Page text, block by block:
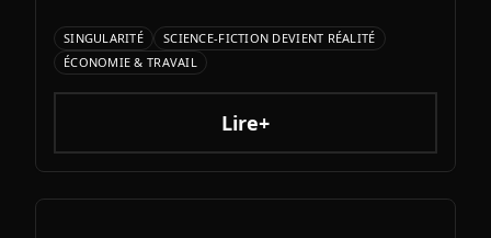
d'Elon Musk s'annonce comme l'un des paris les
plus audacieux de l'histoire de l'IA. Entre
architecture colossale, capacités multimodales
natives et ambitions AGI assumées, Grok 5
pourrait redessiner le paysage de l'intelligence
SINGULARITÉ
SCIENCE-FICTION DEVIENT RÉALITÉ
ÉCONOMIE & TRAVAIL
Lire+